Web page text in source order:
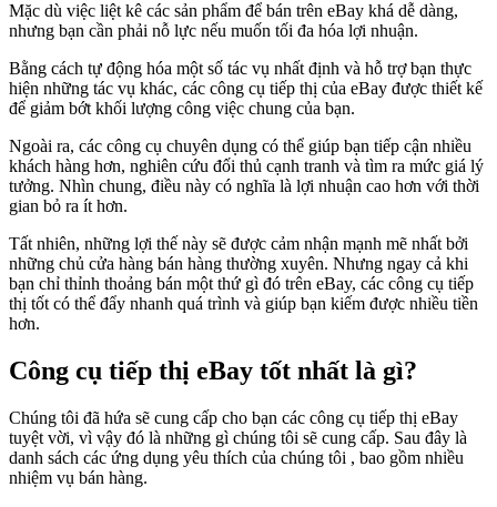
Mặc dù việc liệt kê các sản phẩm để bán trên eBay khá dễ dàng,
nhưng bạn cần phải nỗ lực nếu muốn tối đa hóa lợi nhuận.
Bằng cách tự động hóa một số tác vụ nhất định và hỗ trợ bạn thực
hiện những tác vụ khác, các công cụ tiếp thị của eBay được thiết kế
để giảm bớt khối lượng công việc chung của bạn.
Ngoài ra, các công cụ chuyên dụng có thể giúp bạn tiếp cận nhiều
khách hàng hơn, nghiên cứu đối thủ cạnh tranh và tìm ra mức giá lý
tưởng. Nhìn chung, điều này có nghĩa là lợi nhuận cao hơn với thời
gian bỏ ra ít hơn.
Tất nhiên, những lợi thế này sẽ được cảm nhận mạnh mẽ nhất bởi
những chủ cửa hàng bán hàng thường xuyên. Nhưng ngay cả khi
bạn chỉ thỉnh thoảng bán một thứ gì đó trên eBay, các công cụ tiếp
thị tốt có thể đẩy nhanh quá trình và giúp bạn kiếm được nhiều tiền
hơn.
Công cụ tiếp thị eBay tốt nhất là gì?
Chúng tôi đã hứa sẽ cung cấp cho bạn các công cụ tiếp thị eBay
tuyệt vời, vì vậy đó là những gì chúng tôi sẽ cung cấp. Sau đây là
danh sách các ứng dụng yêu thích của chúng tôi , bao gồm nhiều
nhiệm vụ bán hàng.